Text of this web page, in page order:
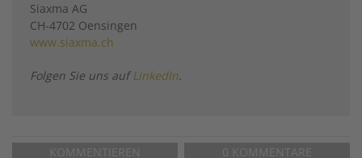
Siaxma AG
CH-4702 Oensingen
www.siaxma.ch
Folgen Sie uns aufLinkedIn.
KOMMENTIEREN
0 KOMMENTARE